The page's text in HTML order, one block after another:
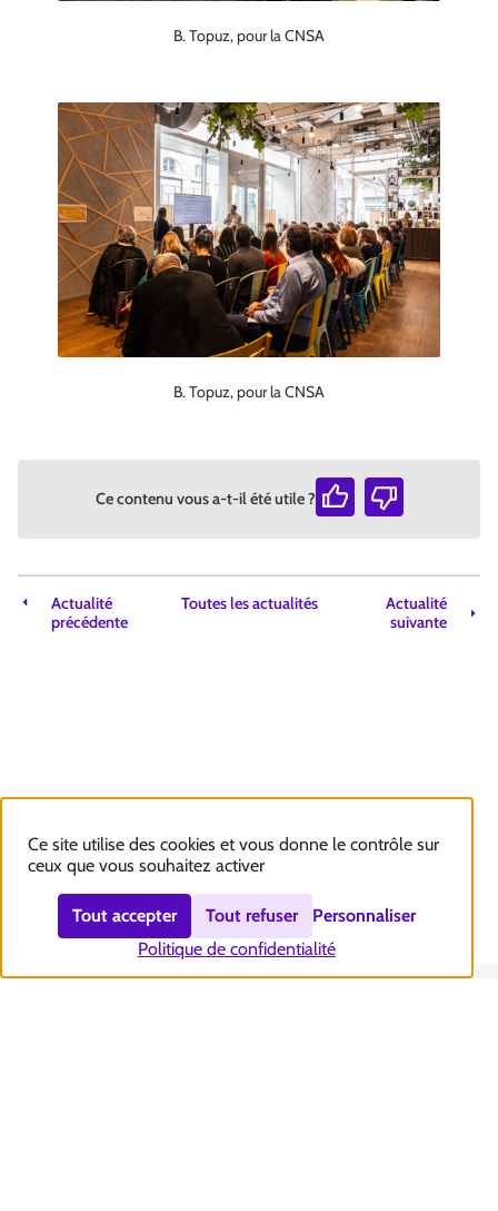
B. Topuz, pour la CNSA
B. Topuz, pour la CNSA
Ce contenu vous a-t-il été utile ?
Actualité
précédente
Toutes les actualités
Actualité
suivante
Ce site utilise des cookies et vous donne le contrôle sur
ceux que vous souhaitez activer
Tout accepter Tout refuser
Personnaliser
Politique de confidentialité